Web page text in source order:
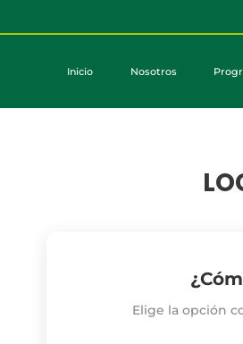
Inicio Nosotros
Elige la opción